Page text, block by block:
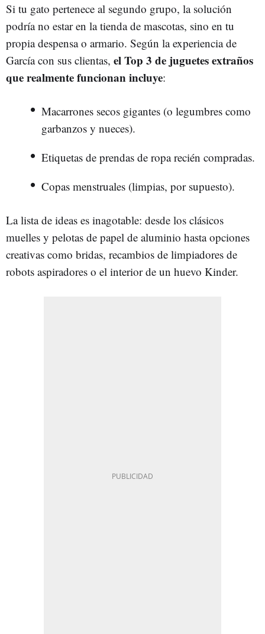
Si tu gato pertenece al segundo grupo, la solución
podría no estar en la tienda de mascotas, sino en tu
propia despensa o armario. Según la experiencia de
García con sus clientas, el Top 3 de juguetes extraños
que realmente funcionan incluye:
Macarrones secos gigantes (o legumbres como
garbanzos y nueces).
Etiquetas de prendas de ropa recién compradas.
Copas menstruales (limpias, por supuesto).
La lista de ideas es inagotable: desde los clásicos
muelles y pelotas de papel de aluminio hasta opciones
creativas como bridas, recambios de limpiadores de
robots aspiradores o el interior de un huevo Kinder.